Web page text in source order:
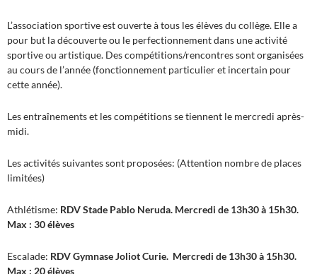
L’association sportive est ouverte à tous les élèves du collège. Elle a
pour but la découverte ou le perfectionnement dans une activité
sportive ou artistique. Des compétitions/rencontres sont organisées
au cours de l’année (fonctionnement particulier et incertain pour
cette année).
Les entraînements et les compétitions se tiennent le mercredi après-
midi.
Les activités suivantes sont proposées: (Attention nombre de places
limitées)
Athlétisme: RDV Stade Pablo Neruda. Mercredi de 13h30 à 15h30.
Max : 30 élèves
Escalade: RDV Gymnase Joliot Curie. Mercredi de 13h30 à 15h30.
Max : 20 élèves